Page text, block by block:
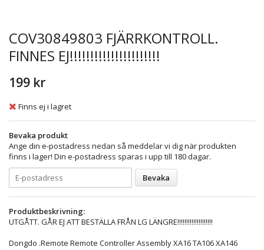
COV30849803 FJÄRRKONTROLL.
FINNES EJ!!!!!!!!!!!!!!!!!!!!!!
199 kr
Finns ej i lagret
Bevaka produkt
Ange din e-postadress nedan så meddelar vi dig när produkten
finns i lager! Din e-postadress sparas i upp till 180 dagar.
Bevaka
Produktbeskrivning:
UTGÅTT. GÅR EJ ATT BESTÄLLA FRÅN LG LÄNGRE!!!!!!!!!!!!!!!!!!!!
Dongdo .Remote Remote Controller Assembly XA16 TA106 XA146